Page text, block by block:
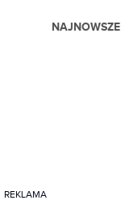
NAJNOWSZE
REKLAMA